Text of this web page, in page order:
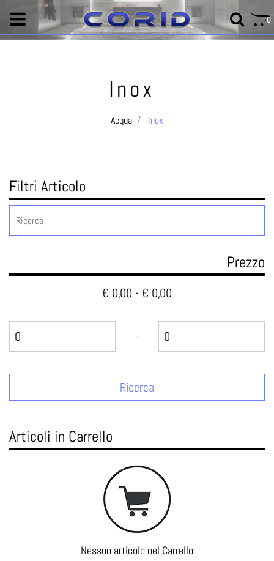
0
Inox
Acqua Inox
Filtri Articolo
Prezzo
€ 0,00 - € 0,00
Prezzo minimo - Prezzo massimo
Articoli in Carrello
Nessun articolo nel Carrello